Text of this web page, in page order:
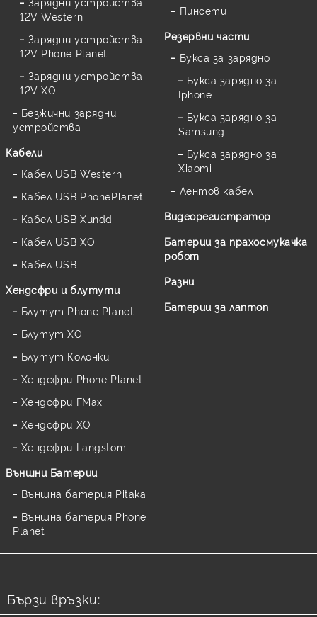
12V Western
Зарядни устройства
12V Phone Planet
Зарядни устройства
12V XO
Безжични зарядни
устройства
Кабели
Кабел USB Western
Кабел USB PhonePlanet
Кабел USB Xundd
Кабел USB XO
Кабел USB
Хендсфри и блутути
Блутут Phone Planet
Блутут XO
Блутут Колонки
Хендсфри Phone Planet
Хендсфри FMax
Хендсфри XO
Хендсфри Langstom
Външни Батерии
Външна батерия Pitaka
Външна батерия Phone
Planet
Пинсети
Резервни части
Букса за зарядно
Букса зарядно за
Iphone
Букса зарядно за
Samsung
Букса зарядно за
Xiaomi
Лентов кабел
Видеорегистратор
Батерии за прахосмукачка
робот
Разни
Батерии за лаптоп
Бързи връзки: